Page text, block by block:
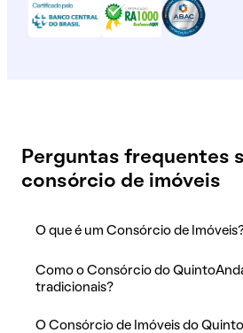
Perguntas frequentes
consórcio de imóveis
O que é um Consórcio de
Como o Consórcio do
tradicionais?
O Consórcio de Imóveis do